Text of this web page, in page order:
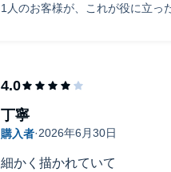
細かく描かれていて
丁寧